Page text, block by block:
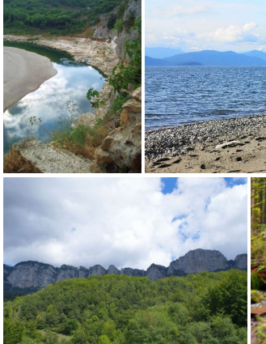
Vancouver bois sur la plage
Gardon